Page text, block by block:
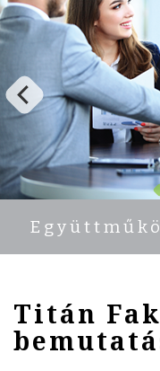
Titán